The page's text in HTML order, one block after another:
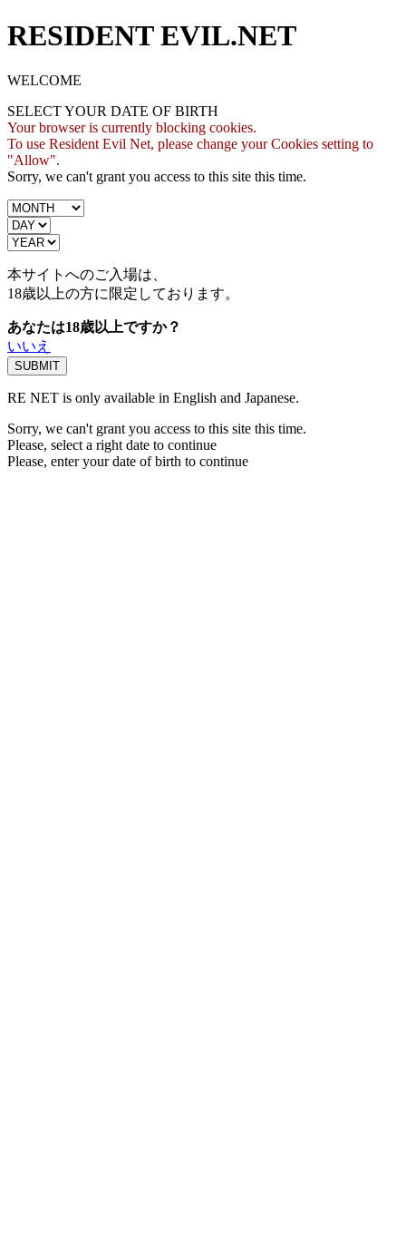
RESIDENT EVIL.NET
WELCOME
SELECT YOUR DATE OF BIRTH
Your browser is currently blocking cookies.
To use Resident Evil Net, please change your Cookies setting to
"Allow".
Sorry, we can't grant you access to this site this time.
本サイトへのご入場は、
18歳以上の方に限定しております。
あなたは18歳以上ですか？
いいえ
RE NET is only available in English and Japanese.
Sorry, we can't grant you access to this site this time.
Please, select a right date to continue
Please, enter your date of birth to continue